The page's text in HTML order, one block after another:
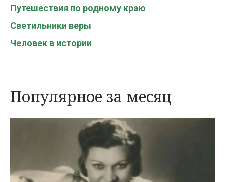
Путешествия по родному краю
Светильники веры
Человек в истории
Популярное за месяц